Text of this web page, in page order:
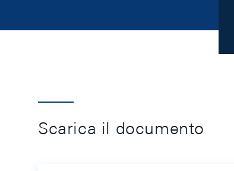
Scarica il documento